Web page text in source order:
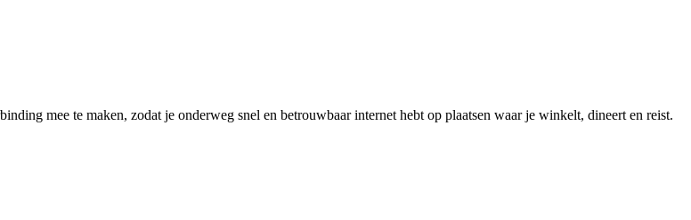
mee te maken, zodat je onderweg snel en betrouwbaar internet hebt op plaatsen waar je winkelt, dineert en reist.